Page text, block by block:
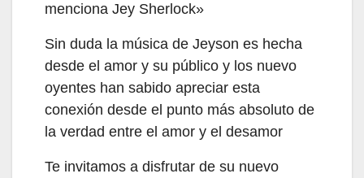
menciona Jey Sherlock»
Sin duda la música de Jeyson es hecha
desde el amor y su público y los nuevo
oyentes han sabido apreciar esta
conexión desde el punto más absoluto de
la verdad entre el amor y el desamor
Te invitamos a disfrutar de su nuevo